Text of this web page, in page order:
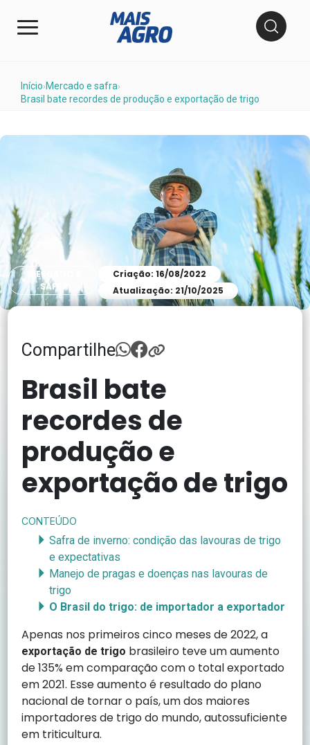
Início› Mercado e safra›
Brasil bate recordes de produção e exportação de trigo
MERCADO E
SAFRA
Criação: 16/08/2022
Atualização: 21/10/2025
Compartilhe
Brasil bate
recordes de
produção e
exportação de trigo
CONTEÚDO
Safra de inverno: condição das lavouras de trigo
e expectativas
Manejo de pragas e doenças nas lavouras de
trigo
O Brasil do trigo: de importador a exportador
Apenas nos primeiros cinco meses de 2022, a
exportação de trigo brasileiro teve um aumento
de 135% em comparação com o total exportado
em 2021. Esse aumento é resultado do plano
nacional de tornar o país, um dos maiores
importadores de trigo do mundo, autossuficiente
em triticultura.